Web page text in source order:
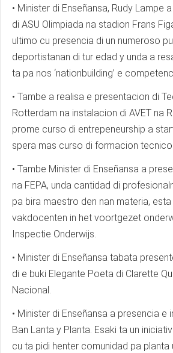
• Minister di Enseñansa, Rudy Lampe
di ASU Olimpiada na stadion Frans
ultimo cu presencia di un numeroso
deportistanan di tur edad y unda a
ta pa nos ‘nationbuilding’ e
• Tambe a realisa e presentacion di
Rotterdam na instalacion di AVET na
prome curso di entrepeneurship a
spera mas curso di formacion
• Tambe Minister di Enseñansa a
na FEPA, unda cantidad di
pa bira maestro den nan materia,
vakdocenten in het voortgezet
Inspectie Onderwijs.
• Minister di Enseñansa tabata
di e buki Elegante Poeta di Clarette
Nacional.
• Minister di Enseñansa a presencia
Ban Lanta y Planta. Esaki ta un
cu ta pidi henter comunidad pa planta